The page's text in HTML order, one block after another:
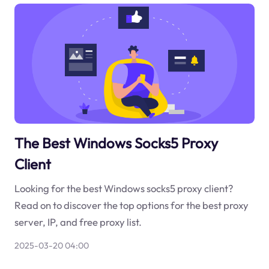
The Best Windows Socks5 Proxy
Client
Looking for the best Windows socks5 proxy client?
Read on to discover the top options for the best proxy
server, IP, and free proxy list.
2025-03-20 04:00